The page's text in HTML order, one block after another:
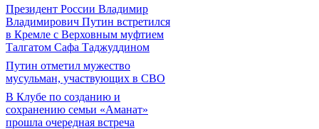
Президент России Владимир
Владимирович Путин встретился
в Кремле с Верховным муфтием
Талгатом Сафа Таджуддином
Путин отметил мужество
мусульман, участвующих в СВО
В Клубе по созданию и
сохранению семьи «Аманат»
прошла очередная встреча